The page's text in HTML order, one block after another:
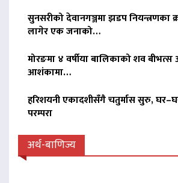
सुनसरीको देवानगञ्जमा झडप नियन्त्रणका
लागेर एक जनाको…
मोरङमा ४ वर्षीया बालिकाको शव
आशंकामा…
हरिशयनी एकादशीसँगै चतुर्मास सुरु,
परम्परा
अर्थ-बाणिज्य